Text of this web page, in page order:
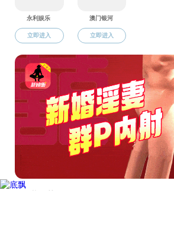
版权所有 © 直播app-午夜直播app